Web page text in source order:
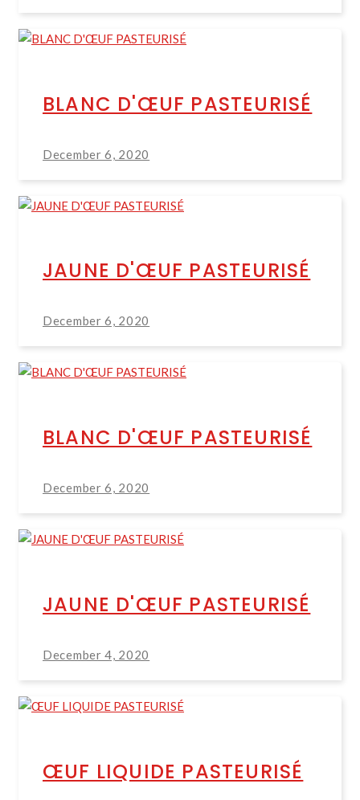
BLANC D'ŒUF PASTEURISÉ
December 6, 2020
JAUNE D'ŒUF PASTEURISÉ
December 6, 2020
BLANC D'ŒUF PASTEURISÉ
December 6, 2020
JAUNE D'ŒUF PASTEURISÉ
December 4, 2020
ŒUF LIQUIDE PASTEURISÉ